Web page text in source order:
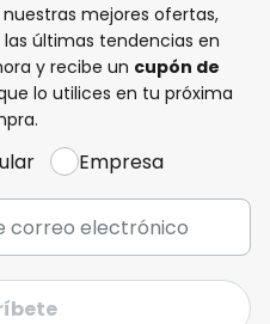
mejores ofertas,
últimas tendencias en
y recibe un cupón de
lo utilices en tu próxima
Empresa